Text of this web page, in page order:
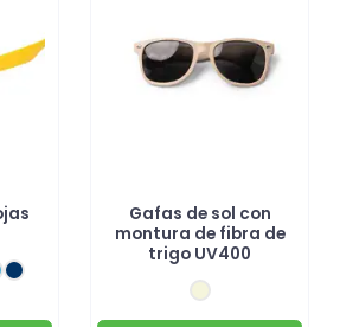
Gafas de sol con
montura de fibra de
trigo UV400